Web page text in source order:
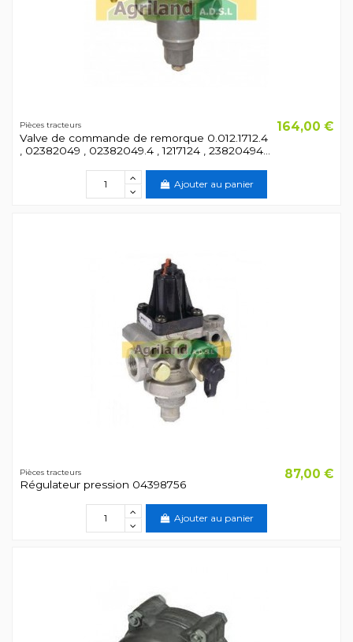
Pièces tracteurs
Valve de commande de remorque 0.012.1712.4
, 02382049 , 02382049.4 , 1217124 , 23820494...
164,00 €
Ajouter au panier
Pièces tracteurs
Régulateur pression 04398756
87,00 €
Ajouter au panier